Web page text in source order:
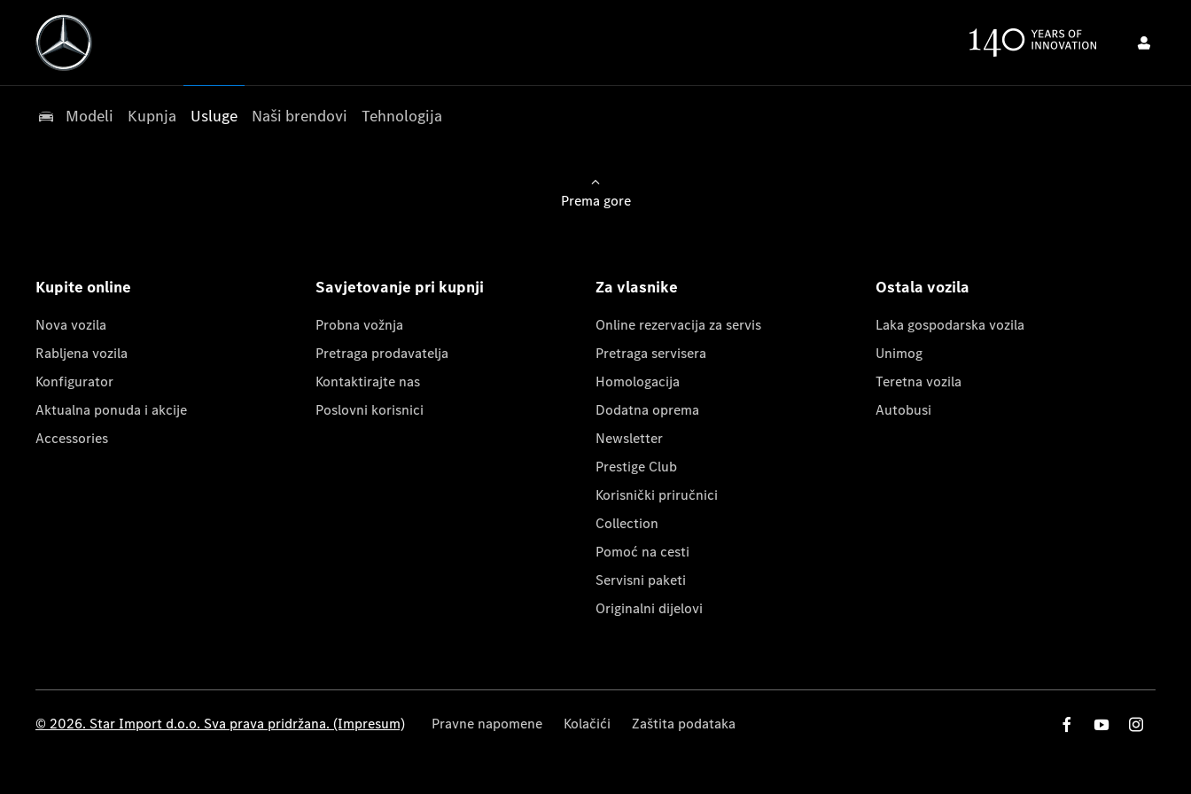
Modeli Kupnja Usluge Naši brendovi Tehnologija
Prema gore
Kupite online
Nova vozila
Rabljena vozila
Konfigurator
Aktualna ponuda i akcije
Accessories
Savjetovanje pri kupnji
Probna vožnja
Pretraga prodavatelja
Kontaktirajte nas
Poslovni korisnici
Za vlasnike
Online rezervacija za servis
Pretraga servisera
Homologacija
Dodatna oprema
Newsletter
Prestige Club
Korisnički priručnici
Collection
Pomoć na cesti
Servisni paketi
Originalni dijelovi
Ostala vozila
Laka gospodarska vozila
Unimog
Teretna vozila
Autobusi
© 2026. Star Import d.o.o. Sva prava pridržana. (Impresum) Pravne napomene Kolačići Zaštita podataka